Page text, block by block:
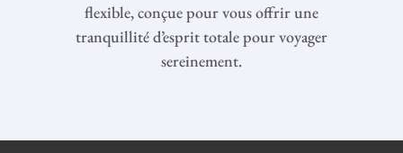
flexible, conçue pour vous offrir une
tranquillité d’esprit totale pour voyager
sereinement.